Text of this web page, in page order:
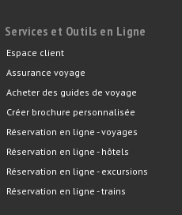
Services et Outils en Ligne
Espace client
Assurance voyage
Acheter des guides de voyage
Créer brochure personnalisée
Réservation en ligne - voyages
Réservation en ligne - hôtels
Réservation en ligne - excursions
Réservation en ligne - trains